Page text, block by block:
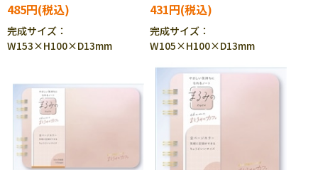
485円
完成サイズ：
W153×H100×D13mm
431円
完成サイズ：
W105×H100×D13mm